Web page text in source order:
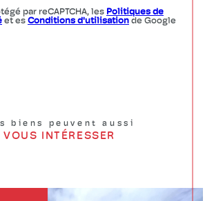
par reCAPTCHA, les Politiques de
et es Conditions d'utilisation de Google
biens peuvent aussi
VOUS INTÉRESSER